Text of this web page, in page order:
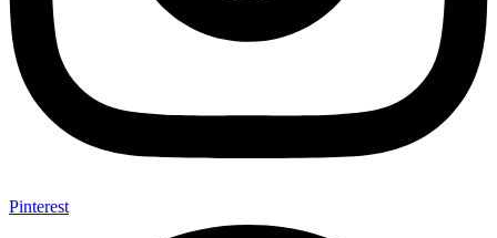
Pinterest